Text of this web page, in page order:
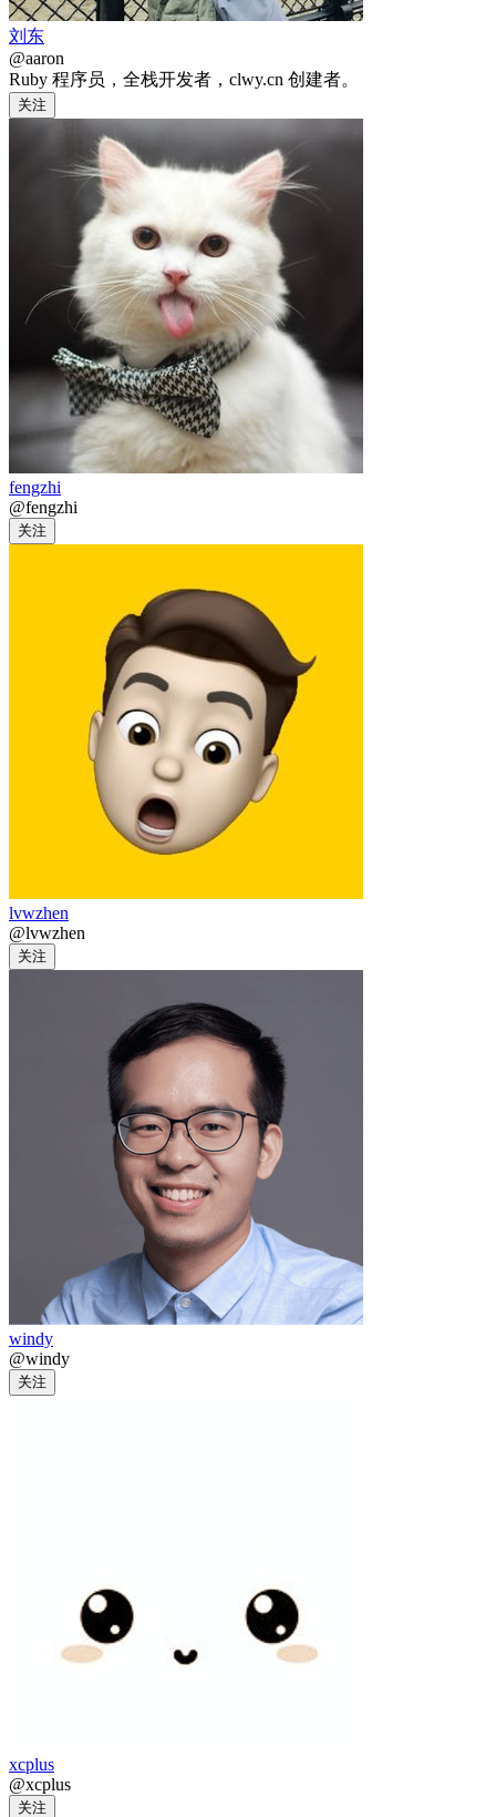
刘东
@aaron
Ruby 程序员，全栈开发者，clwy.cn 创建者。
关注
fengzhi
@fengzhi
关注
lvwzhen
@lvwzhen
关注
windy
@windy
关注
xcplus
@xcplus
关注